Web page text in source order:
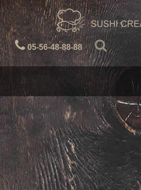
05-56-48-88-88